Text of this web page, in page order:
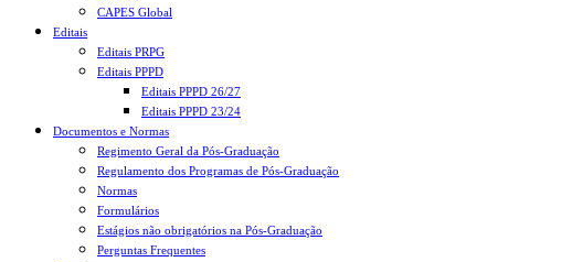
CAPES Global
Editais
Editais PRPG
Editais PPPD
Editais PPPD 26/27
Editais PPPD 23/24
Documentos e Normas
Regimento Geral da Pós-Graduação
Regulamento dos Programas de Pós-Graduação
Normas
Formulários
Estágios não obrigatórios na Pós-Graduação
Perguntas Frequentes